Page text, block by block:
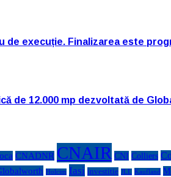
de execuție. Finalizarea este
de 12.000 mp dezvoltată de
CNADNR CNAIR CNI Colliers
Holcim Iasi investitie JLL Kaufland